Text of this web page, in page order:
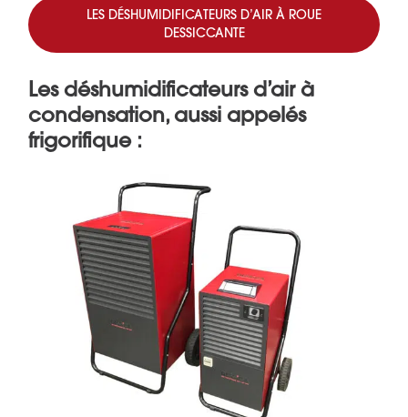
LES DÉSHUMIDIFICATEURS D’AIR À ROUE
DESSICCANTE
Les déshumidificateurs d’air à
condensation, aussi appelés
frigorifique :